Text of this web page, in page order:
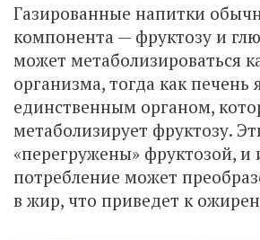
Газированные напитки
компонента — фруктозу и
может метаболизироваться
организма, тогда как печень
единственным органом,
метаболизирует фруктозу.
«перегружены» фруктозой, и
потребление может
в жир, что приведет к